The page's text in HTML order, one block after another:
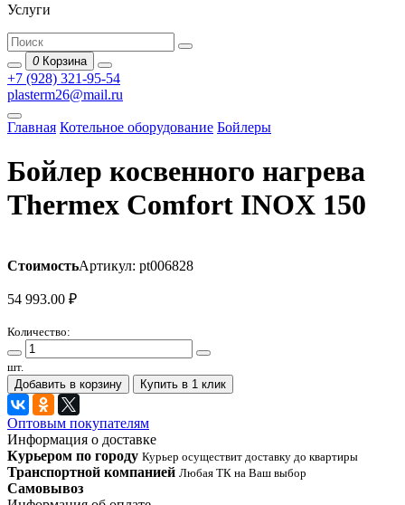
Услуги
0 Корзина
+7 (928) 321-95-54
plasterm26@mail.ru
Главная Котельное оборудование Бойлеры
Бойлер косвенного нагрева
Thermex Comfort INOX 150
СтоимостьАртикул: pt006828
54 993.00 ₽
Количество:
шт.
Добавить в корзину
Купить в 1 клик
Оптовым покупателям
Информация о доставке
Курьером по городу Курьер осуществит доставку до квартиры
Транспортной компанией Любая ТК на Ваш выбор
Самовывоз